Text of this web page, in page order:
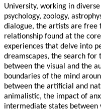
University, working in
psychology, zoology,
dialogue, the artists are free
relationship found at the
experiences that delve into
dreamscapes, the search
between the visual and the
boundaries of the mind
between the artificial and
animalistic, the impact of
intermediate states between